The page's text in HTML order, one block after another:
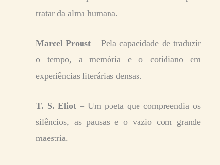
tratar da alma humana.
Marcel Proust – Pela capacidade de traduzir
o tempo, a memória e o cotidiano em
experiências literárias densas.
T. S. Eliot – Um poeta que compreendia os
silêncios, as pausas e o vazio com grande
maestria.